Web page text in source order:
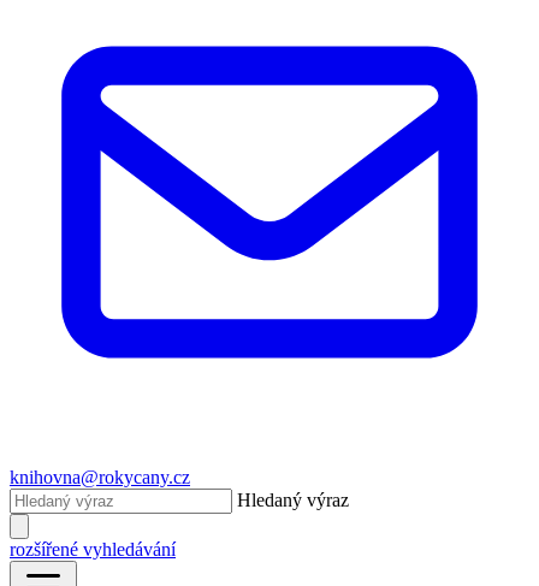
knihovna@rokycany.cz
Hledaný výraz
rozšířené vyhledávání